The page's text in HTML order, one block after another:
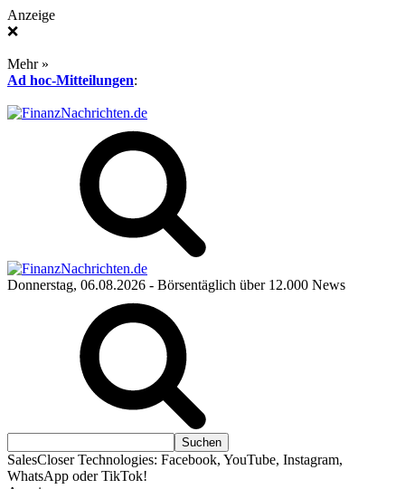
Anzeige
❌
Mehr »
Ad hoc-Mitteilungen:
Donnerstag, 06.08.2026 - Börsentäglich über 12.000 News
SalesCloser Technologies: Facebook, YouTube, Instagram,
WhatsApp oder TikTok!